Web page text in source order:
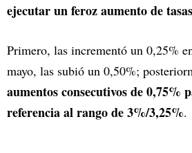
ejecutar un feroz aumento de
Primero, las incrementó un 0,25%
mayo, las subió un 0,50%;
aumentos consecutivos de 0,75%
referencia al rango de 3%/3,25%.